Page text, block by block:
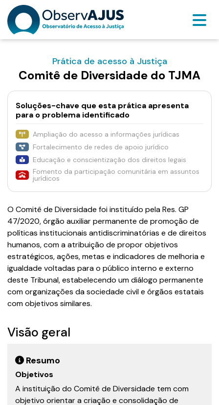
Prática de acesso à Justiça
Comitê de Diversidade do TJMA
Soluções-chave que esta prática apresenta
para o problema identificado
Ampliação do acesso a informações jurídicas
Fortalecimento de redes de apoio jurídico
Educação e conscientização dos direitos legais
Fomento da participação comunitária em assuntos
jurídicos
O Comitê de Diversidade foi instituído pela Res. GP
47/2020, órgão auxiliar permanente de promoção de
políticas institucionais antidiscriminatórias e de direitos
humanos, com a atribuição de propor objetivos
estratégicos, ações, metas e indicadores de melhoria e
igualdade voltadas para o público interno e externo
deste Tribunal, estabelecendo um diálogo permanente
com organizações da sociedade civil e órgãos estatais
com objetivos similares.
Visão geral
Resumo
Objetivos
A instituição do Comitê de Diversidade tem com
objetivo orientar a criação e consolidação de